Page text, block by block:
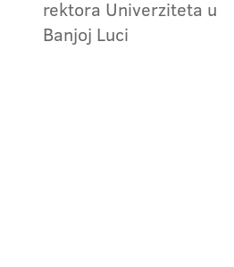
rektora Univerziteta u
Banjoj Luci